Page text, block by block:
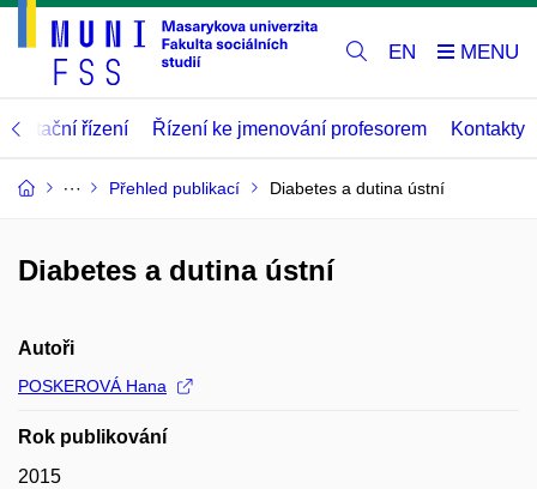
EN
řízení Řízení ke jmenování profesorem Kontakty
Přehled publikací Diabetes a dutina ústní
Diabetes a dutina ústní
Autoři
POSKEROVÁ Hana
Rok publikování
2015